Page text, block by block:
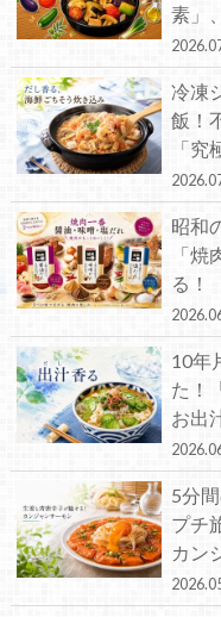
素」
冷凍
飯！
「究
昭和
「
る！
10年
た！
お出
5分
プチ
カン